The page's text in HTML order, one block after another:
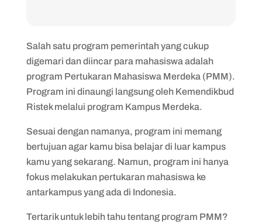
tersedia
Salah satu program pemerintah yang cukup
digemari dan diincar para mahasiswa adalah
program Pertukaran Mahasiswa Merdeka (PMM).
Program ini dinaungi langsung oleh Kemendikbud
Ristek melalui program Kampus Merdeka.
Sesuai dengan namanya, program ini memang
bertujuan agar kamu bisa belajar di luar kampus
kamu yang sekarang. Namun, program ini hanya
fokus melakukan pertukaran mahasiswa ke
antarkampus yang ada di Indonesia.
Tertarik untuk lebih tahu tentang program PMM?